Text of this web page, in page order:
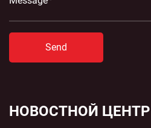
Send
НОВОСТНОЙ ЦЕНТР